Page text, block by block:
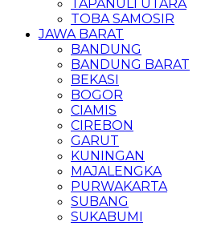
TAPANULI UTARA
TOBA SAMOSIR
JAWA BARAT
BANDUNG
BANDUNG BARAT
BEKASI
BOGOR
CIAMIS
CIREBON
GARUT
KUNINGAN
MAJALENGKA
PURWAKARTA
SUBANG
SUKABUMI